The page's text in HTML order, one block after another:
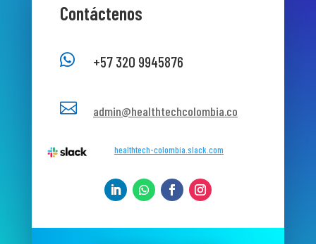
Contáctenos
 +57 320 9945876
 admin@healthtechcolombia.co
healthtech-colombia.slack.com